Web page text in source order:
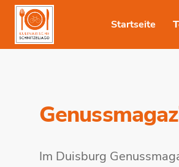
Startseite
Im Duisburg